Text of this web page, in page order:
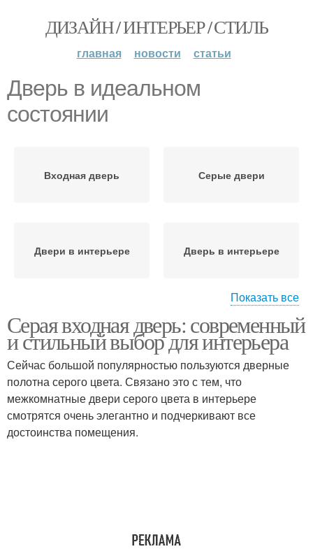
ДИЗАЙН / ИНТЕРЬЕР / СТИЛЬ
главная новости статьи
Дверь в идеальном
состоянии
Входная дверь Серые двери
Двери в интерьере Дверь в интерьере
Двери для интерьера
интерьере
Двери от воздействия
Двери с различными
стилями
Показать все
Серая входная дверь: современный
и стильный выбор для интерьера
Сейчас большой популярностью пользуются дверные
полотна серого цвета. Связано это с тем, что
межкомнатные двери серого цвета в интерьере
смотрятся очень элегантно и подчеркивают все
достоинства помещения.